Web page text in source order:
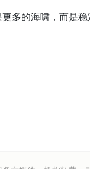
多的海啸，而是